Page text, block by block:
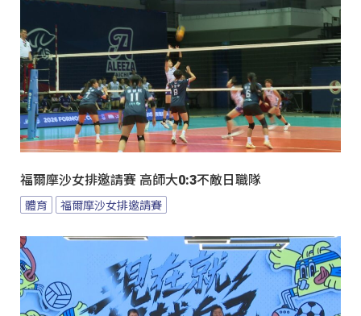
福爾摩沙女排邀請賽 高師大0:3不敵日職隊
體育 福爾摩沙女排邀請賽